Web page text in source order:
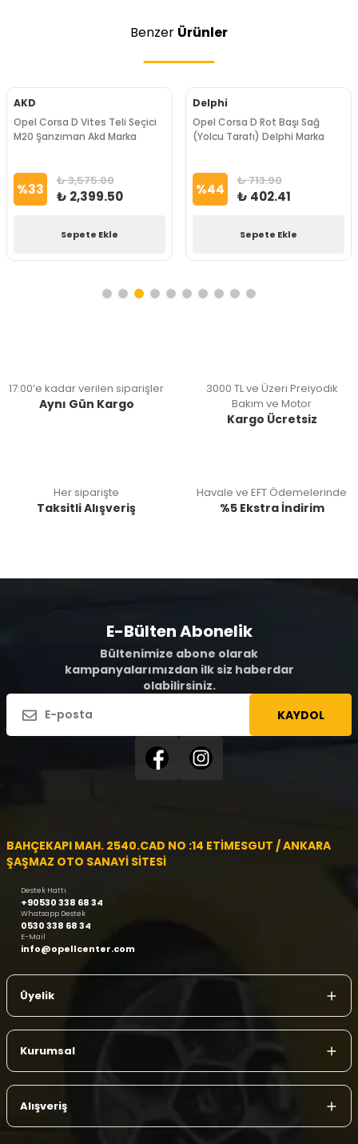
Benzer Ürünler
AKD
Opel Corsa D Vites Teli Seçici
M20 Şanzıman Akd Marka
%33 ₺ 3,575.00
₺ 2,399.50
Sepete Ekle
Delphi
Opel Corsa D Rot Başı Sağ
(Yolcu Tarafı) Delphi Marka
%44 ₺ 713.90
₺ 402.41
Sepete Ekle
17:00’e kadar verilen siparişler
Aynı Gün Kargo
3000 TL ve Üzeri Preiyodik
Bakım ve Motor
Kargo Ücretsiz
Her siparişte
Taksitli Alışveriş
Havale ve EFT Ödemelerinde
%5 Ekstra İndirim
E-Bülten Abonelik
Bültenimize abone olarak
kampanyalarımızdan ilk siz haberdar
olabilirsiniz.
KAYDOL
BAHÇEKAPI MAH. 2540.CAD NO :14 ETİMESGUT / ANKARA
ŞAŞMAZ OTO SANAYİ SİTESİ
Destek Hattı
+90530 338 68 34
Whatsapp Destek
0530 338 68 34
E-Mail
info@opellcenter.com
Üyelik
Kurumsal
Alışveriş